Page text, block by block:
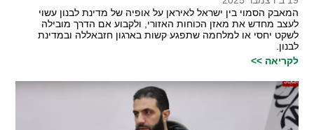
המאבק הסמוי בין ישראל לאיראן על אופיה של מדינת לבנון עשוי
לעצב מחדש את מאזן הכוחות האזורי, ולקבוע אם הדרך מובילה
לשקט יחסי או למלחמה שתפגע קשות בארגון חזבאללה ובמדינת
לבנון.
לקריאה >>